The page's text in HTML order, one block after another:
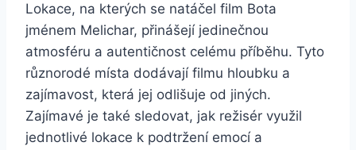
Lokace, na kterých se natáčel​ film Bota
jménem Melichar, přinášejí jedinečnou
atmosféru a autentičnost celému⁤ příběhu. Tyto
různorodé⁤ místa dodávají filmu hloubku ⁤a‌
zajímavost, která jej odlišuje ⁣od jiných.
Zajímavé je také sledovat, jak režisér využil
jednotlivé lokace k podtržení⁤ emocí a